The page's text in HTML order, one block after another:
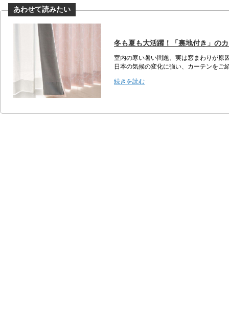
冬も夏も大活躍！「裏地付き」の
室内の寒い暑い問題、実は窓まわりが
日本の気候の変化に強い、カーテンをご
続きを読む